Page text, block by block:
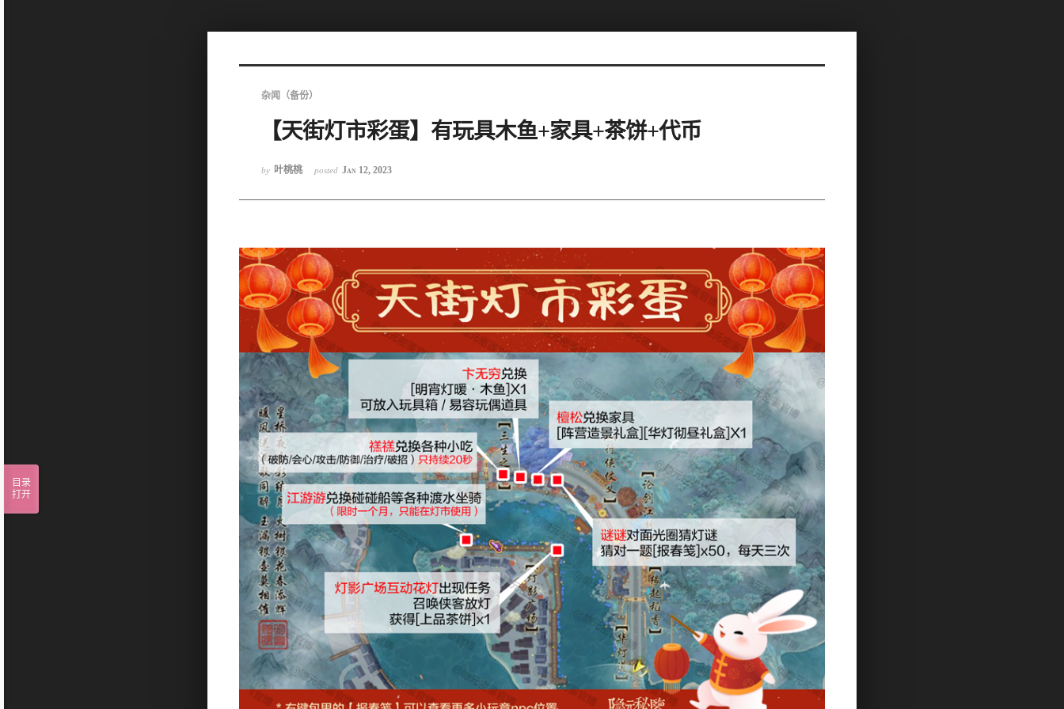
杂闻（备份）
【天街灯市彩蛋】有玩具木鱼+家具+茶饼+代币
by 叶桃桃 posted Jan 12, 2023
目录
打开
Sketchbook5, 스케치북5